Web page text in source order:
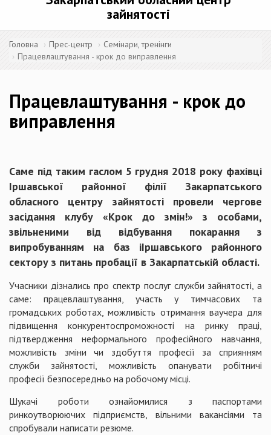
зайнятості
Головна Прес-центр
Семінари, тренінги
Працевлаштування - крок до виправлення
Працевлаштування - крок до
виправлення
Саме під таким гаслом 5 грудня 2018 року фахівці
Іршавської районної філії Закарпатського
обласного центру зайнятості провели чергове
засідання клубу «Крок до змін!» з особами,
звільненими від відбування покарання з
випробуванням на баз іІршавського районного
сектору з питань пробації в Закарпатській області.
Учасники дізнались про спектр послуг служби зайнятості, а
саме: працевлаштування, участь у тимчасових та
громадських роботах, можливість отримання ваучера для
підвищення конкурентоспроможності на ринку праці,
підтвердження неформального професійного навчання,
можливість зміни чи здобуття професії за сприянням
служби зайнятості, можливість опанувати робітничі
професії безпосередньо на робочому місці.
Шукачі роботи ознайомилися з паспортами
ринкоутворюючих підприємств, вільними вакансіями та
спробували написати резюме.